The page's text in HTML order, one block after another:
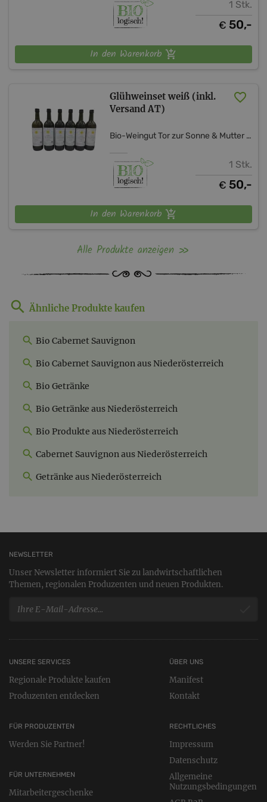
1 Stk.
€ 50,-
In den Warenkorb
Glühweinset weiß (inkl.
Versand AT)
Bio-Weingut Tor zur Sonne & Mutter Erde Shop
1 Stk.
€ 50,-
In den Warenkorb
Alle Produkte anzeigen
Ähnliche Produkte kaufen
Bio Cabernet Sauvignon
Bio Cabernet Sauvignon aus Niederösterreich
Bio Getränke
Bio Getränke aus Niederösterreich
Bio Produkte aus Niederösterreich
Cabernet Sauvignon aus Niederösterreich
Getränke aus Niederösterreich
NEWSLETTER
Unser Newsletter informiert Sie zu landwirtschaftlichen
Themen, regionalen Produzenten und neuen Produkten.
UNSERE SERVICES
Regionale Produkte kaufen
Produzenten entdecken
FÜR PRODUZENTEN
Werden Sie Partner!
FÜR UNTERNEHMEN
Mitarbeitergeschenke
RECHTLICHES
Impressum
Datenschutz
Allgemeine
Nutzungsbedingungen
ÜBER UNS
Manifest
Kontakt